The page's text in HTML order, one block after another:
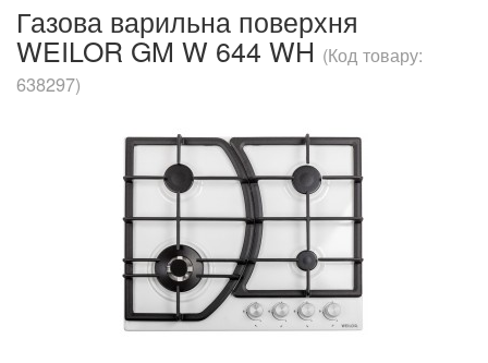
Газова варильна поверхня
WEILOR GM W 644 WH (Код товару:
638297)